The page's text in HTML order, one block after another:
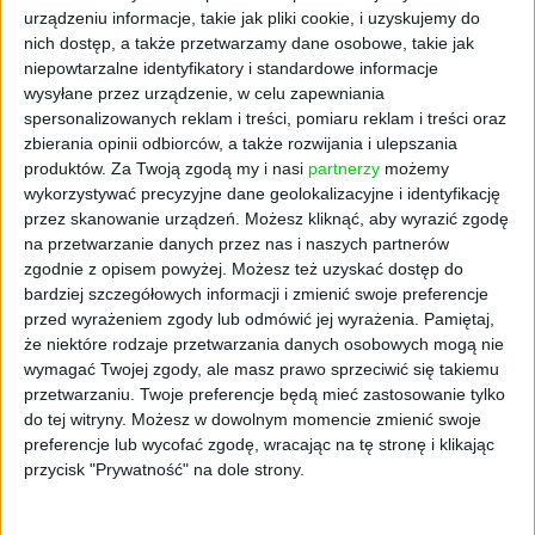
urządzeniu informacje, takie jak pliki cookie, i uzyskujemy do
nich dostęp, a także przetwarzamy dane osobowe, takie jak
niepowtarzalne identyfikatory i standardowe informacje
wysyłane przez urządzenie, w celu zapewniania
spersonalizowanych reklam i treści, pomiaru reklam i treści oraz
zbierania opinii odbiorców, a także rozwijania i ulepszania
produktów. Za Twoją zgodą my i nasi partnerzy możemy
wykorzystywać precyzyjne dane geolokalizacyjne i identyfikację
przez skanowanie urządzeń. Możesz kliknąć, aby wyrazić zgodę
na przetwarzanie danych przez nas i naszych partnerów
zgodnie z opisem powyżej. Możesz też uzyskać dostęp do
bardziej szczegółowych informacji i zmienić swoje preferencje
przed wyrażeniem zgody lub odmówić jej wyrażenia.
Pamiętaj,
że niektóre rodzaje przetwarzania danych osobowych mogą nie
wymagać Twojej zgody, ale masz prawo sprzeciwić się takiemu
przetwarzaniu. Twoje preferencje będą mieć zastosowanie tylko
do tej witryny. Możesz w dowolnym momencie zmienić swoje
preferencje lub wycofać zgodę, wracając na tę stronę i klikając
przycisk "Prywatność" na dole strony.
niezależnie od tego, czy zdecydujemy się na
wariant z wołowiną, wołowiną i bekonem czy
z Plant Beef – znajdziemy również smażony
ser mozzarella, ser cheddar, czerwoną cebulę,
sałatę i sos kreolski, wszystko zamknięte w
autorskiej bułce MAX, Frisco.